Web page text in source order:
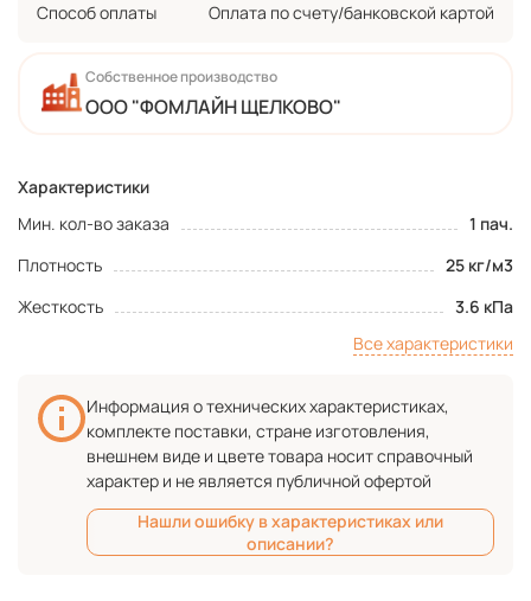
Характеристики
Мин. кол-во заказа
1 пач.
Плотность
25 кг/м3
Жесткость
3.6 кПа
Все характеристики
Собственное производство
ООО "ФОМЛАЙН ЩЕЛКОВО"
Способ оплаты Оплата по счету/банковской картой
Информация о технических характеристиках,
комплекте поставки, стране изготовления,
внешнем виде и цвете товара носит справочный
характер и не является публичной офертой
Нашли ошибку в характеристиках или
описании?